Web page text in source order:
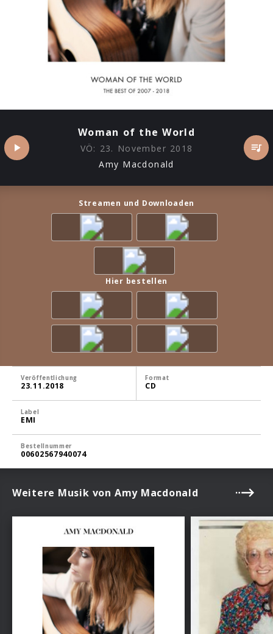
Woman of the World
VÖ: 23. November 2018
Amy Macdonald
Streamen und Downloaden
Hier bestellen
Veröffentlichung
23.11.2018
Format
CD
Label
EMI
Bestellnummer
00602567940074
Weitere Musik von Amy Macdonald